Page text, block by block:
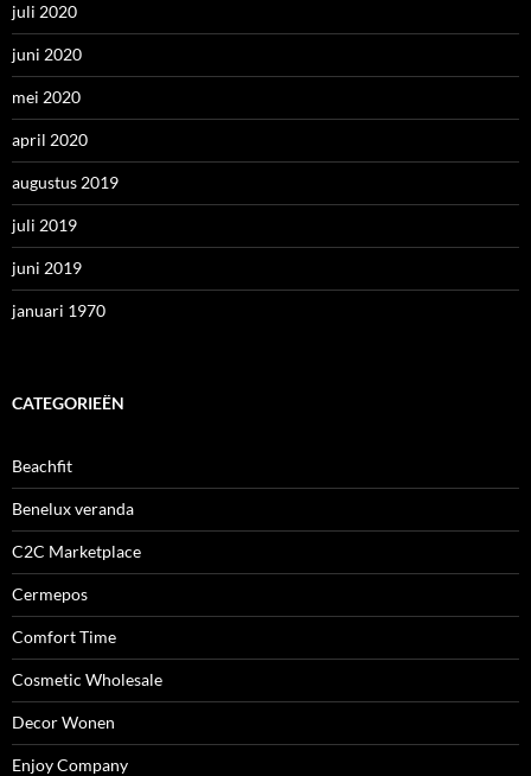
juli 2020
juni 2020
mei 2020
april 2020
augustus 2019
juli 2019
juni 2019
januari 1970
CATEGORIEËN
Beachfit
Benelux veranda
C2C Marketplace
Cermepos
Comfort Time
Cosmetic Wholesale
Decor Wonen
Enjoy Company